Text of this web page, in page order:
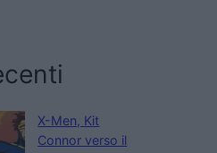
X-Men, Kit
Connor verso il